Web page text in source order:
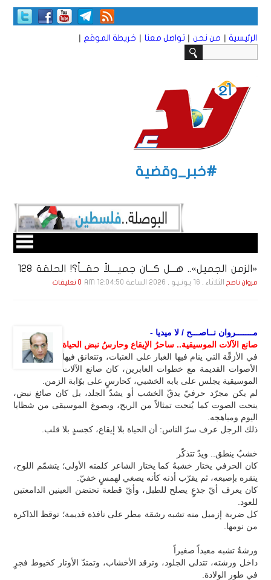
الرئيسية | من نحن | تواصل معنا | خريطة الموقع |
#خبر_وقضية
«الزمن الجميل».. هـــل كـــان جميــــلاً حقـــاً؟! الحلقة 128
مروان ناصح الثلاثاء , 16 يـونـيـو , 2026 الساعة 12:04:50 AM 0 تعليقات
مـــــــروان نــاصـــح / لا ميديا -
صانع الآلات الموسيقية.. ساحرُ الإيقاع وحارسُ نبض الحياة
في الأزقّة التي ينام فيها الغبار على العتبات، وتتعانق فيها
الأصوات القديمة مع خطوات العابرين، كان صانع الآلات
الموسيقية يجلس على بابه الخشبي، كحارسٍ على بوّابة الزمن.
لم يكن مجرّد حرفيّ يدقّ الخشب أو يشدّ الجلد، بل كان صائغ نبض،
ينحت الصوت كما يُنحت تمثالاً من الريح، ويصوغ الموسيقى من شظايا
اليوم ومباهجه.
ذلك الرجل عرف سرّ الناس: أن الحياة بلا إيقاع، كجسدٍ بلا قلب.
خشبٌ ينطق.. ويدٌ تتذكّر
كان الحرفي يختار خشبهُ كما يختار الشاعر كلمته الأولى؛ يتشمّم اللوح،
ينقره بإصبعه، ثم يقرّب أذنه كأنه يصغي لهمسٍ خفيّ.
كان يعرف أيّ جذعٍ يصلح للطبل، وأيّ قطعة تحتضن العينين الدامعتين
للعود.
كل ضربة إزميل منه تشبه رشقة مطر على نافذة قديمة؛ توقظ الذاكرة
من نومها.
ورشةٌ تشبه معبداً صغيراً
داخل ورشته، تتدلى الجلود، وترقد الأخشاب، وتمتدّ الأوتار كخيوط فجرٍ
في طور الولادة.